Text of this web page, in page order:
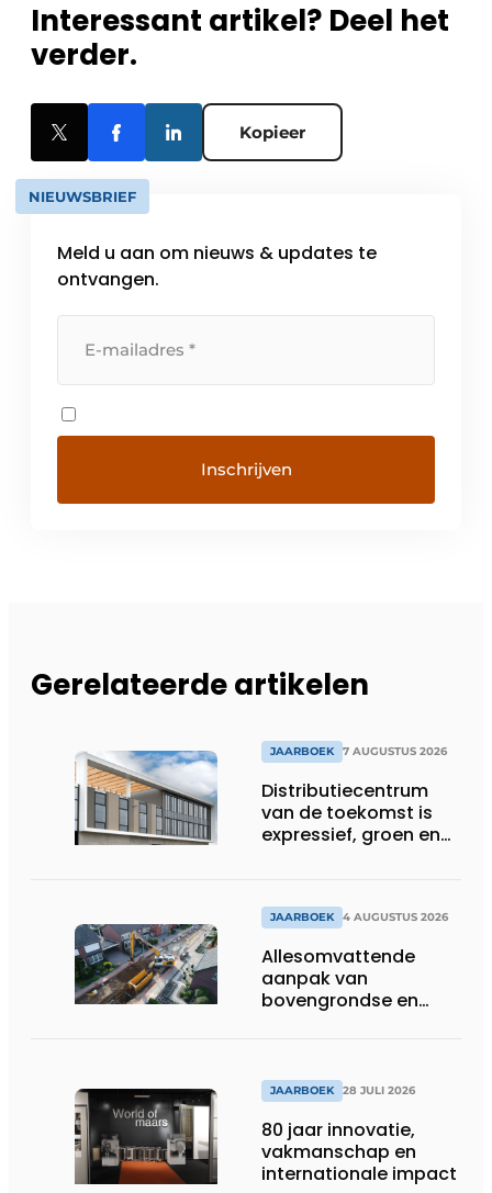
Interessant artikel? Deel het
verder.
Kopieer
NIEUWSBRIEF
Meld u aan om nieuws & updates te
ontvangen.
Gerelateerde artikelen
JAARBOEK 7 AUGUSTUS 2026
Distributiecentrum
van de toekomst is
expressief, groen en
JAARBOEK 4 AUGUSTUS 2026
Allesomvattende
aanpak van
bovengrondse en
JAARBOEK 28 JULI 2026
80 jaar innovatie,
vakmanschap en
internationale impact